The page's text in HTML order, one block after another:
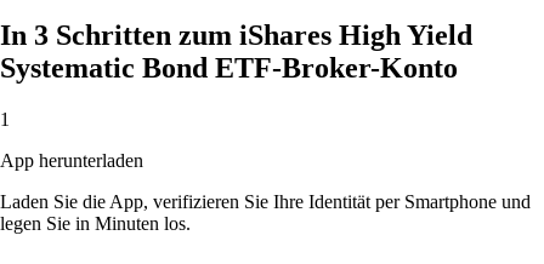
In 3 Schritten zum iShares High Yield
Systematic Bond ETF-Broker-Konto
1
App herunterladen
Laden Sie die App, verifizieren Sie Ihre Identität per Smartphone und
legen Sie in Minuten los.